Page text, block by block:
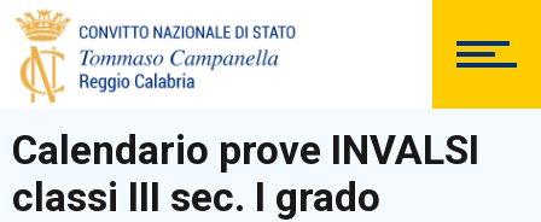
DOCUMENTAZIONE
Calendario prove INVALSI
classi III sec. I grado